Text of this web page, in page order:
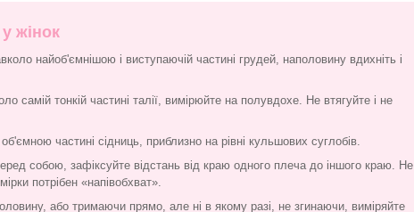
жінок
найоб'ємнішою і виступаючій частині грудей, наполовину вдихніть і
самій тонкій частині талії, вимірюйте на полувдохе. Не втягуйте і не
частині сідниць, приблизно на рівні кульшових суглобів.
собою, зафіксуйте відстань від краю одного плеча до іншого краю. Не
потрібен «напівобхват».
або тримаючи прямо, але ні в якому разі, не згинаючи, виміряйте